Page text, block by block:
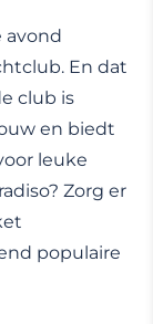
avond
En dat
club is
en biedt
leuke
Zorg er
populaire